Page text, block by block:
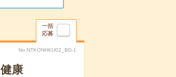
一括
応募
No.NTKONHKU02_BD-1
康